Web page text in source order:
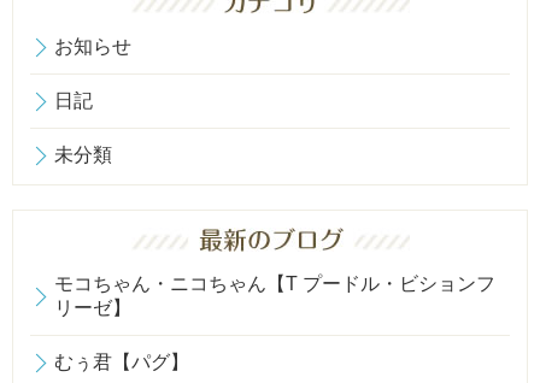
お知らせ
日記
未分類
モコちゃん・ニコちゃん【T プードル・ビションフ
リーゼ】
むぅ君【パグ】